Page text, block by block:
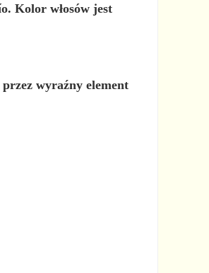
Kolor włosów jest
wyraźny element